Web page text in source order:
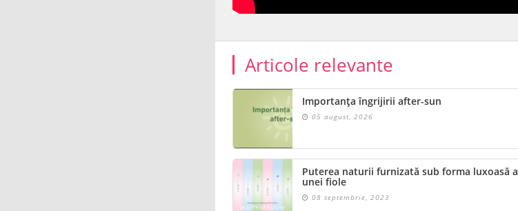
Articole relevante
Importanța îngrijirii after-sun
05 august, 2026
Puterea naturii furnizată sub forma luxoasă a
unei fiole
08 septembrie, 2023